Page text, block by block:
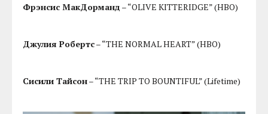
Фрэнсис МакДорманд – “OLIVE KITTERIDGE” (HBO)
Джулия Робертс– “THE NORMAL HEART” (HBO)
Сисили Тайсон– “THE TRIP TO BOUNTIFUL” (Lifetime)